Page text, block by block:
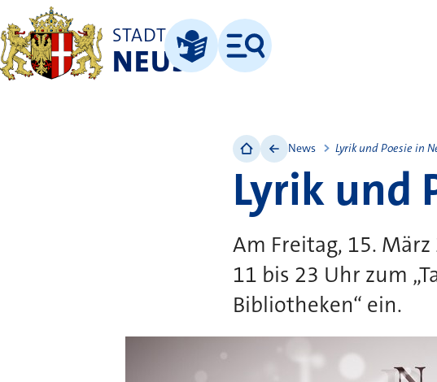
STADT
NEUSSLeichte Sprache
Menü
News Lyrik und Poesie in
Lyrik und
Am Freitag, 15.
11 bis 23 Uhr zum
Bibliotheken“ ein.